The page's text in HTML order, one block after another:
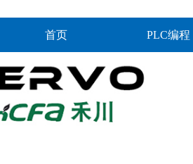
首页 PLC编程